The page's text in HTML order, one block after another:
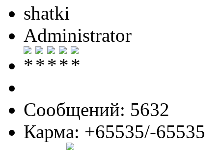
shatki
Administrator
Сообщений: 5632
Карма: +65535/-65535